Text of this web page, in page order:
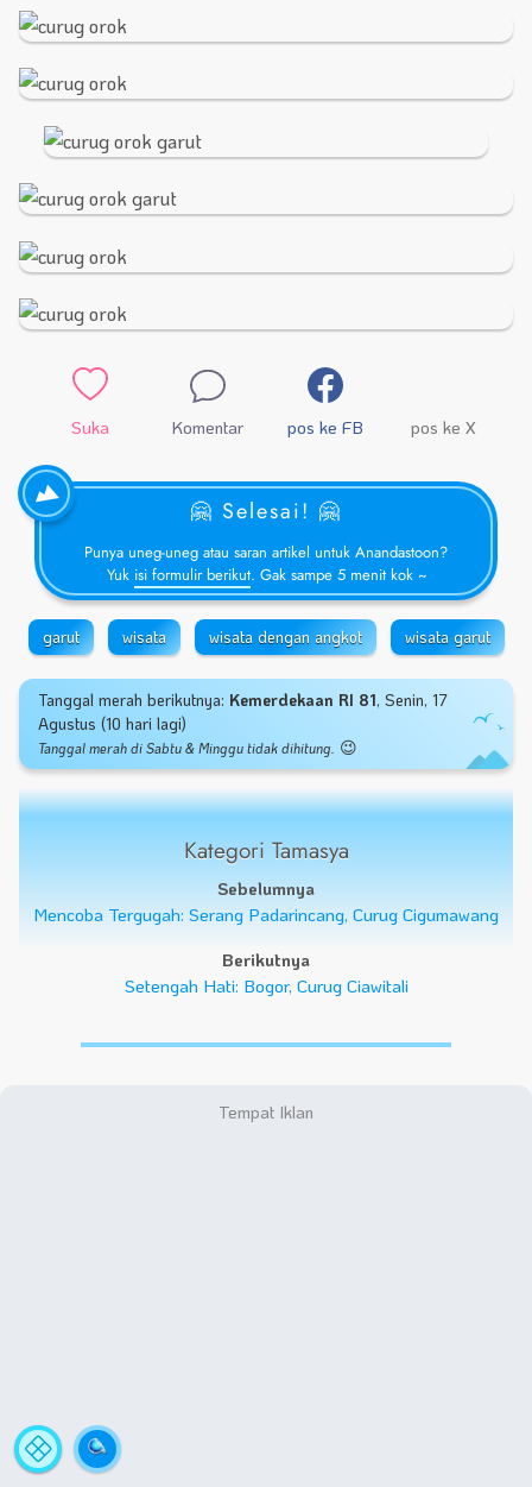
Suka Komentar pos ke FB pos ke X
🤗 Selesai! 🤗
Punya uneg-uneg atau saran artikel untuk Anandastoon?
Yuk isi formulir berikut. Gak sampe 5 menit kok ~
garut wisata wisata dengan angkot wisata garut
Tanggal merah berikutnya: Kemerdekaan RI 81, Senin, 17
Agustus (10 hari lagi)
Tanggal merah di Sabtu & Minggu tidak dihitung. 😉
Kategori Tamasya
Sebelumnya
Mencoba Tergugah: Serang Padarincang, Curug Cigumawang
Berikutnya
Setengah Hati: Bogor, Curug Ciawitali